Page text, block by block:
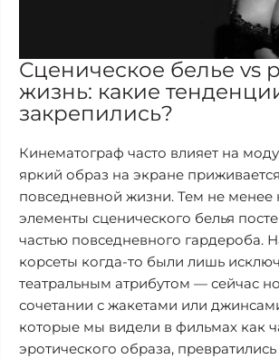
Сценическое белье vs
жизнь: какие
закрепились?
Кинематограф часто влияет на
яркий образ на экране
повседневной жизни. Тем не менее
элементы сценического белья
частью повседневного гардероба.
корсеты когда-то были лишь
театральным атрибутом — сейчас
сочетании с жакетами или
которые мы видели в фильмах как
эротического образа,